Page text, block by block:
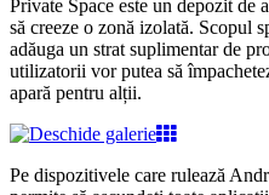
Private Space este un depozit
să creeze o zonă izolată. Scopul
adăuga un strat suplimentar de
utilizatorii vor putea să
apară pentru alții.
Pe dispozitivele care rulează